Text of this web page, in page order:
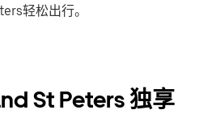
轻松出行。
St Peters 独享